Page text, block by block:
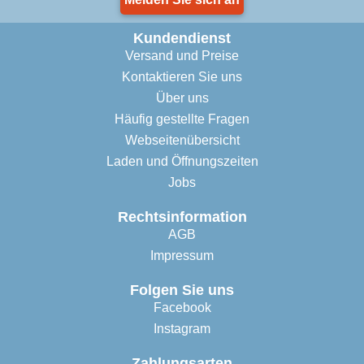
Kundendienst
Versand und Preise
Kontaktieren Sie uns
Über uns
Häufig gestellte Fragen
Webseitenübersicht
Laden und Öffnungszeiten
Jobs
Rechtsinformation
AGB
Impressum
Folgen Sie uns
Facebook
Instagram